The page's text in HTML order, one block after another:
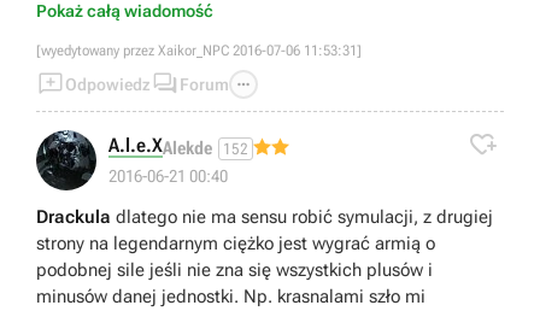
eliksir 3 ładunki.
Pokaż całą wiadomość
[wyedytowany przez Xaikor_NPC 2016-07-06 11:53:31]
Odpowiedz  Forum 
A.l.e.XAlekde 152
2016-06-21 00:40

Drackula dlatego nie ma sensu robić symulacji, z drugiej
strony na legendarnym ciężko jest wygrać armią o
podobnej sile jeśli nie zna się wszystkich plusów i
minusów danej jednostki. Np. krasnalami szło mi